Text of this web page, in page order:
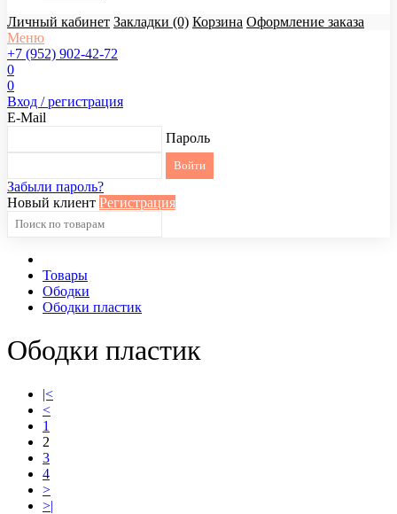
Личный кабинет Закладки (0) Корзина Оформление заказа
Меню
+7 (952) 902-42-72
0
0
Вход / регистрация
E-Mail
Пароль
Забыли пароль?
Новый клиент Регистрация
Товары
Ободки
Ободки пластик
Ободки пластик
|<
<
1
2
3
4
>
>|